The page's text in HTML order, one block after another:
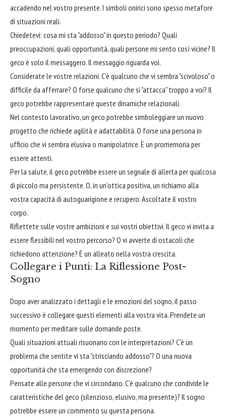
accadendo nel vostro presente. I simboli onirici sono spesso metafore
di situazioni reali.
Chiedetevi: cosa mi sta "addosso" in questo periodo? Quali
preoccupazioni, quali opportunità, quali persone mi sento così vicine? Il
geco è solo il messaggero. Il messaggio riguarda voi.
Considerate le vostre relazioni. C'è qualcuno che vi sembra "scivoloso" o
difficile da afferrare? O forse qualcuno che si "attacca" troppo a voi? Il
geco potrebbe rappresentare queste dinamiche relazionali.
Nel contesto lavorativo, un geco potrebbe simboleggiare un nuovo
progetto che richiede agilità e adattabilità. O forse una persona in
ufficio che vi sembra elusiva o manipolatrice. È un promemoria per
essere attenti.
Per la salute, il geco potrebbe essere un segnale di allerta per qualcosa
di piccolo ma persistente. O, in un'ottica positiva, un richiamo alla
vostra capacità di autoguarigione e recupero. Ascoltate il vostro
corpo.
Riflettete sulle vostre ambizioni e sui vostri obiettivi. Il geco vi invita a
essere flessibili nel vostro percorso? O vi avverte di ostacoli che
richiedono attenzione? È un alleato nella vostra crescita.
Collegare i Punti: La Riflessione Post-
Sogno
Dopo aver analizzato i dettagli e le emozioni del sogno, il passo
successivo è collegare questi elementi alla vostra vita. Prendete un
momento per meditare sulle domande poste.
Quali situazioni attuali risuonano con le interpretazioni? C'è un
problema che sentite vi sta "strisciando addosso"? O una nuova
opportunità che sta emergendo con discrezione?
Pensate alle persone che vi circondano. C'è qualcuno che condivide le
caratteristiche del geco (silenzioso, elusivo, ma presente)? Il sogno
potrebbe essere un commento su questa persona.